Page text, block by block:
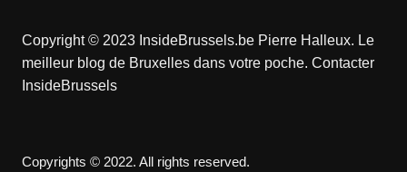
Copyright © 2023 InsideBrussels.be Pierre Halleux. Le
meilleur blog de Bruxelles dans votre poche. Contacter
InsideBrussels
Copyrights © 2022. All rights reserved.